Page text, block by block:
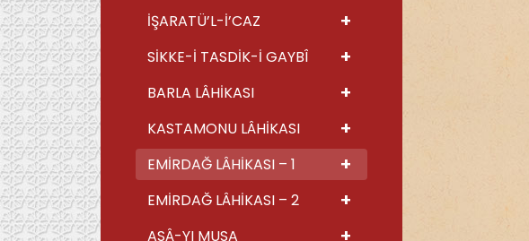
+
İŞARATÜ’L-İ’CAZ
+
SİKKE-İ TASDİK-İ GAYBÎ
+
BARLA LÂHİKASI
+
KASTAMONU LÂHİKASI
+
EMİRDAĞ LÂHİKASI – 1
+
EMİRDAĞ LÂHİKASI – 2
+
ASÂ-YI MUSA